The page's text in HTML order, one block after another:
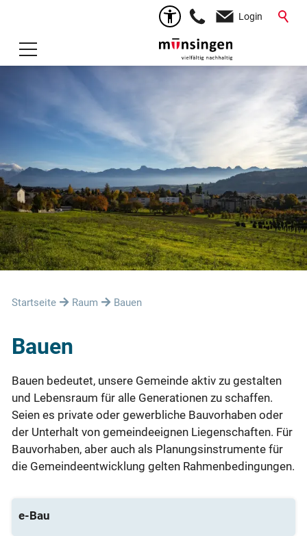
Login
Startseite Raum Bauen
Bauen
Bauen bedeutet, unsere Gemeinde aktiv zu gestalten
und Lebensraum für alle Generationen zu schaffen.
Seien es private oder gewerbliche Bauvorhaben oder
der Unterhalt von gemeindeeignen Liegenschaften. Für
Bauvorhaben, aber auch als Planungsinstrumente für
die Gemeindeentwicklung gelten Rahmenbedingungen.
e-Bau